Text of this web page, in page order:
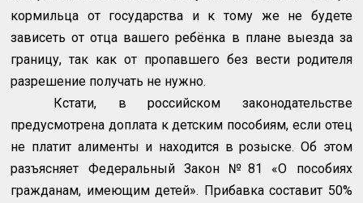
кормильца от государства и к тому же не будете
зависеть от отца вашего ребёнка в плане выезда за
границу, так как от пропавшего без вести родителя
разрешение получать не нужно.
Кстати, в российском законодательстве
предусмотрена доплата к детским пособиям, если отец
не платит алименты и находится в розыске. Об этом
разъясняет Федеральный Закон №81 «О пособиях
гражданам, имеющим детей». Прибавка составит 50%